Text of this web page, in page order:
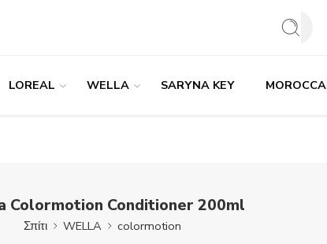
LOREAL WELLA SARYNA KEY
Colormotion Conditioner 200ml
Σπίτι WELLA colormotion